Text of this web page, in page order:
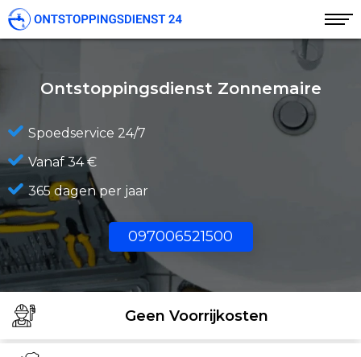
Ontstoppingsdienst Zonnemaire
Spoedservice 24/7
Vanaf 34 €
365 dagen per jaar
097006521500
Geen Voorrijkosten